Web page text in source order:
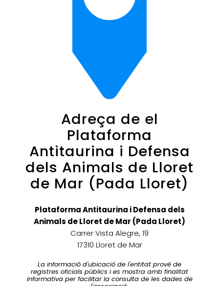
Adreça de el
Plataforma
Antitaurina i Defensa
dels Animals de Lloret
de Mar (Pada Lloret)
Plataforma Antitaurina i Defensa dels
Animals de Lloret de Mar (Pada Lloret)
Carrer Vista Alegre, 19
17310 Lloret de Mar
La informació d'ubicació de l'entitat prové de
registres oficials públics i es mostra amb finalitat
informativa per facilitar la consulta de les dades de